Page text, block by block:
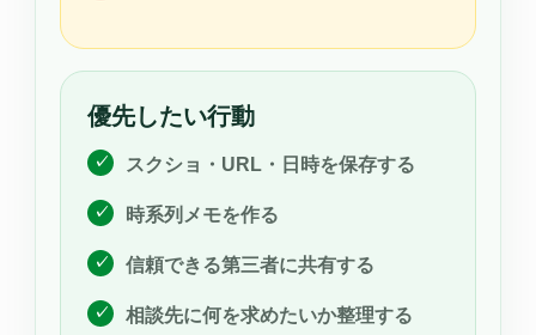
優先したい行動
スクショ・URL・日時を保存する
時系列メモを作る
信頼できる第三者に共有する
相談先に何を求めたいか整理する